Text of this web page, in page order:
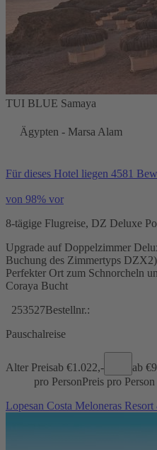
TUI BLUE Samaya
Ägypten - Marsa Alam
Für dieses Hotel liegen 4581
von 98% vor
8-tägige Flugreise, DZ Deluxe
Upgrade auf Doppelzimmer
Buchung des Zimmertyps
Perfekter Ort zum Schnorcheln
Coraya Bucht
253527Bestellnr.:
Pauschalreise
Alter Preisab €1.022,- ab €
pro PersonPreis pro Person
Lopesan Costa Meloneras Resort